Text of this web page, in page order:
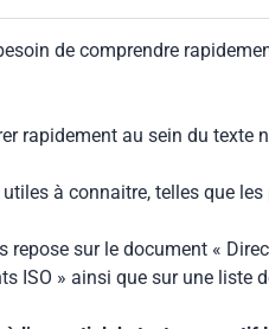
de comprendre
rapidement au sein du texte
à connaitre, telles que
repose sur le document «
ISO » ainsi que sur une liste